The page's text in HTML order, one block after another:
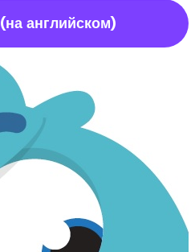
(на английском)